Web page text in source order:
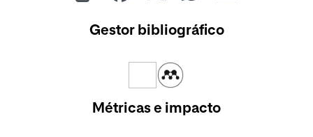
Gestor bibliográfico
Métricas e impacto